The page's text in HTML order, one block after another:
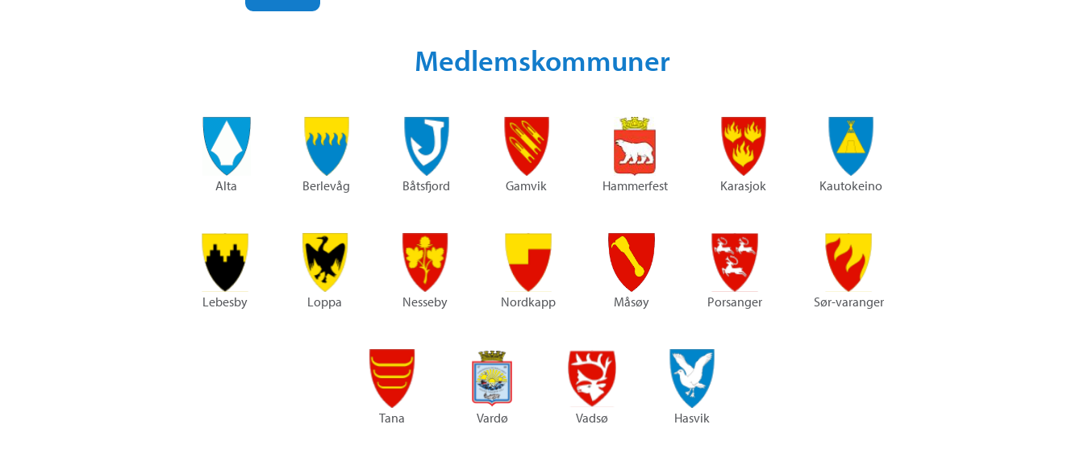
Medlemskommuner
Alta Berlevåg Båtsfjord Gamvik Hammerfest Karasjok Kautokeino
Lebesby Loppa Nesseby Nordkapp Måsøy Porsanger Sør-varanger
Tana Vardø Vadsø Hasvik